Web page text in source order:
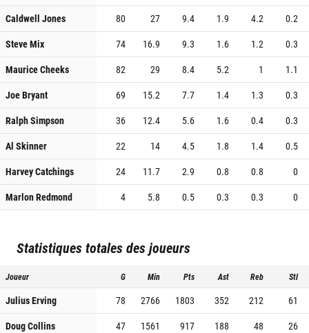
Caldwell Jones
80 27 9.4 1.9 4.2
0.2
Steve Mix
74 16.9 9.3 1.6 1.2
0.3
Maurice Cheeks
82 29 8.4 5.2 1
1.1
Joe Bryant
69 15.2 7.7 1.4 1.3
0.3
Ralph Simpson
36 12.4 5.6 1.6 0.4
0.3
Al Skinner
22 14 4.5 1.8 1.4
0.5
Harvey Catchings
24 11.7 2.9 0.8 0.8
0
Marlon Redmond
4 5.8 0.5 0.3 0.3 0
Statistiques totales des joueurs
Joueur G Min Pts Ast Reb Stl
Julius Erving 78 2766 1803 352 212
61
Doug Collins
47 1561 917 188 48
26